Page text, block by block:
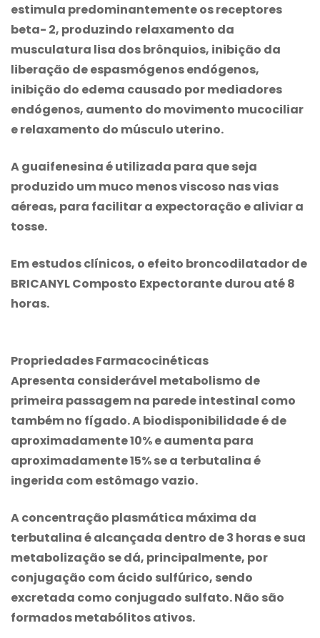
estimula predominantemente os receptores
beta- 2, produzindo relaxamento da
musculatura lisa dos brônquios, inibição da
liberação de espasmógenos endógenos,
inibição do edema causado por mediadores
endógenos, aumento do movimento mucociliar
e relaxamento do músculo uterino.
A guaifenesina é utilizada para que seja
produzido um muco menos viscoso nas vias
aéreas, para facilitar a expectoração e aliviar a
tosse.
Em estudos clínicos, o efeito broncodilatador de
BRICANYL Composto Expectorantedurou até 8
horas.
Propriedades Farmacocinéticas
Apresenta considerável metabolismo de
primeira passagem na parede intestinal como
também no fígado. A biodisponibilidade é de
aproximadamente 10% e aumenta para
aproximadamente 15% se a terbutalina é
ingerida com estômago vazio.
A concentração plasmática máxima da
terbutalina é alcançada dentro de 3 horas e sua
metabolização se dá, principalmente, por
conjugação com ácido sulfúrico, sendo
excretada como conjugado sulfato. Não são
formados metabólitos ativos.